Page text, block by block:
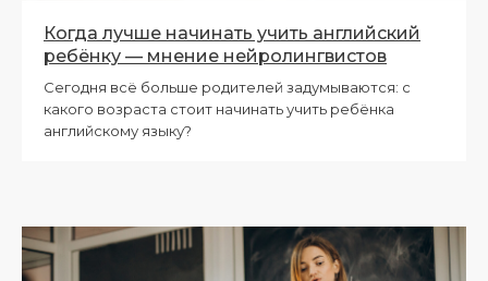
Когда лучше начинать учить английский
ребёнку — мнение нейролингвистов
Сегодня всё больше родителей задумываются: с
какого возраста стоит начинать учить ребёнка
английскому языку?